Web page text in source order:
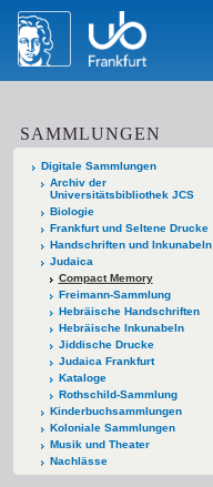
SAMMLUNGEN
Digitale Sammlungen
Archiv der
Universitätsbibliothek JCS
Biologie
Frankfurt und Seltene Drucke
Handschriften und Inkunabeln
Judaica
Compact Memory
Freimann-Sammlung
Hebräische Handschriften
Hebräische Inkunabeln
Jiddische Drucke
Judaica Frankfurt
Kataloge
Rothschild-Sammlung
Kinderbuchsammlungen
Koloniale Sammlungen
Musik und Theater
Nachlässe